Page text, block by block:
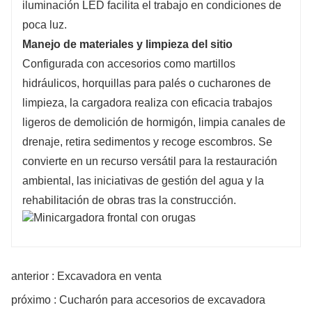
iluminación LED facilita el trabajo en condiciones de
poca luz.
Manejo de materiales y limpieza del sitio
Configurada con accesorios como martillos
hidráulicos, horquillas para palés o cucharones de
limpieza, la cargadora realiza con eficacia trabajos
ligeros de demolición de hormigón, limpia canales de
drenaje, retira sedimentos y recoge escombros. Se
convierte en un recurso versátil para la restauración
ambiental, las iniciativas de gestión del agua y la
rehabilitación de obras tras la construcción.
anterior : Excavadora en venta
próximo : Cucharón para accesorios de excavadora